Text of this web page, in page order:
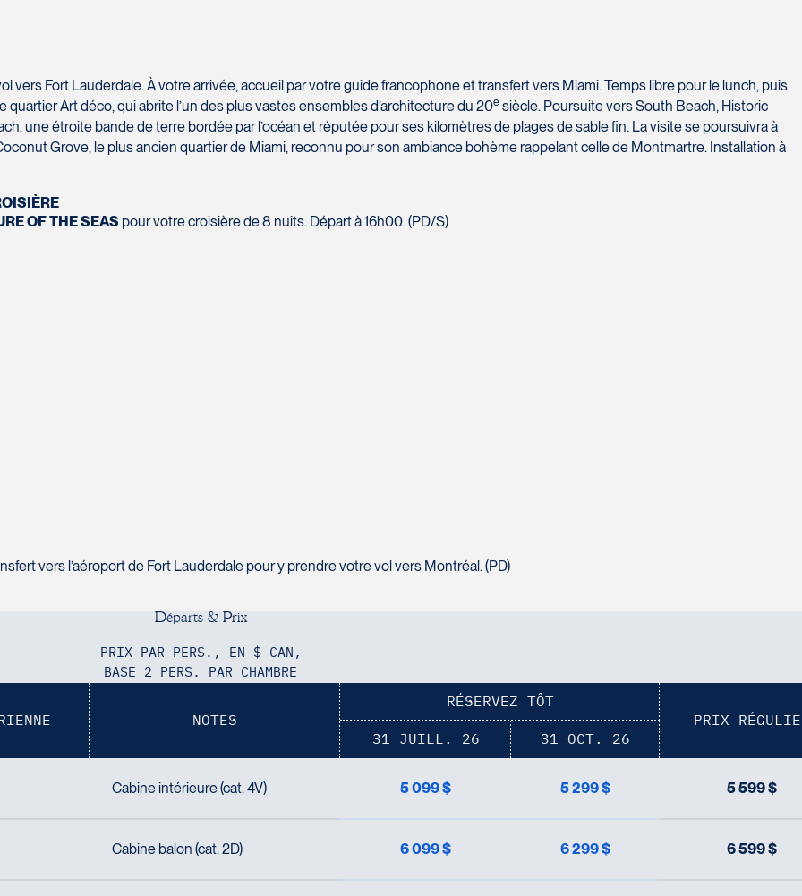
vers Fort Lauderdale. À votre arrivée, accueil par votre guide francophone et transfert vers Miami. Temps libre pour le lunch, puis
quartier Art déco, qui abrite l’un des plus vastes ensembles d’architecture du 20esiècle. Poursuite vers South Beach, Historic
une étroite bande de terre bordée par l’océan et réputée pour ses kilomètres de plages de sable fin. La visite se poursuivra à
Grove, le plus ancien quartier de Miami, reconnu pour son ambiance bohème rappelant celle de Montmartre. Installation à
OF THE SEAS pour votre croisière de 8 nuits. Départ à 16h00. (PD/S)
vers l’aéroport de Fort Lauderdale pour y prendre votre vol vers Montréal. (PD)
Départs & Prix
PRIX PAR PERS., EN $ CAN,
BASE 2 PERS. PAR CHAMBRE
NOTES
RÉSERVEZ TÔT
PRIX
31 JUILL. 26
31 OCT. 26
Cabine intérieure (cat. 4V) 5 099 $ 5 299 $ 5 599 $
Cabine balon (cat. 2D) 6 099 $ 6 299 $ 6 599 $
0C1
Téléphone*
Message*